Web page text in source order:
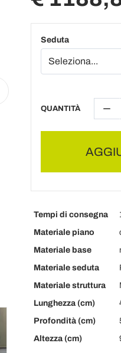
Seduta
QUANTITÀ
Tempi di consegna
Materiale piano
Materiale base
Materiale seduta
Materiale struttura
Lunghezza (cm)
Profondità (cm)
Altezza (cm)